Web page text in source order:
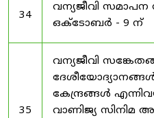
34
വന്യജീവി സമാപന
ഒക്ടോബർ - 9 ന്
35
വന്യജീവി
കേന്ദ്രങ്ങൾ
വാണിജ്യ സിനിമ